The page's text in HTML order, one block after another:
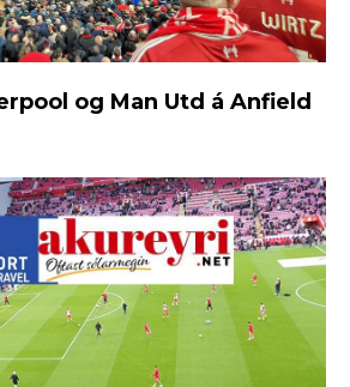
og Man Utd á Anfield